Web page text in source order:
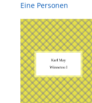
Eine Personen